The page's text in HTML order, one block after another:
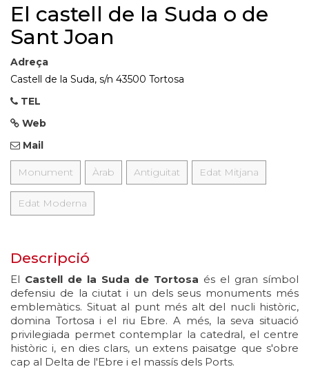
El castell de la Suda o de
Sant Joan
Adreça
Castell de la Suda, s/n 43500 Tortosa
TEL
Web
Mail
Monument Àrab Antiguitat Edat Mitjana
Edat Moderna
Descripció
El Castell de la Suda de Tortosa és el gran símbol
defensiu de la ciutat i un dels seus monuments més
emblemàtics. Situat al punt més alt del nucli històric,
domina Tortosa i el riu Ebre. A més, la seva situació
privilegiada permet contemplar la catedral, el centre
històric i, en dies clars, un extens paisatge que s'obre
cap al Delta de l'Ebre i el massís dels Ports.